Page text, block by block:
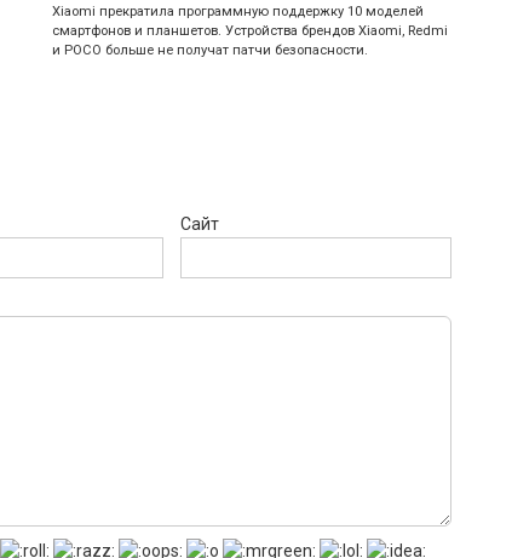
Xiaomi прекратила программную поддержку 10 моделей
смартфонов и планшетов. Устройства брендов Xiaomi, Redmi
и POCO больше не получат патчи безопасности.
Сайт